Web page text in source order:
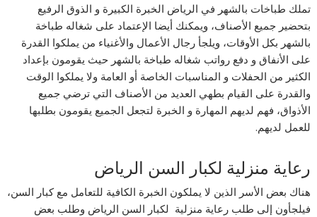
تملك طباخات بالشهر في الرياض الخبرة الكبيرة و الذوق الرفيع
بتحضير جميع الأصناف، ويمكنك أيضا الإعتماد على شغاله طباخة
بالشهر بكل الأوقات، ويلجأ رجال الأعمال والأغنياء من يملكوا القدرة
على الأنفاق و دفع رواتب شغاله طباخة بالشهر حيث يقومون بإعداد
الكثير من الحفلات و المناسبات الخاصة أو العامة ولا يملكوا الوقت
والقدرة على القيام بطهي العديد من الأصناف التي ترضي جميع
الأذواق، فهم لديهم المهارة و الخبرة لتجعل الجميع يقومون بطلبها
للعمل لديهم.
رعاية منزلية لكبار السن الرياض
هناك بعض الأسر الذين لا يملكون الخبرة الكافية للتعامل مع كبار السن،
فيلجأون إلى طلب رعاية منزلية لكبار السن الرياض وطلب بعض